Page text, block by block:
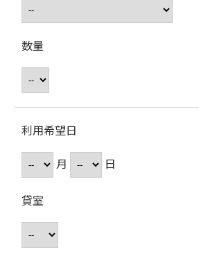
数量
利用希望日
月
日
貸室